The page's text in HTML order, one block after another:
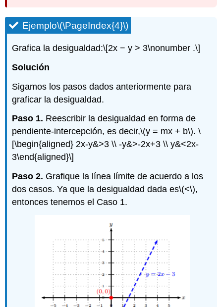
Ejemplo\(\PageIndex{4}\)
Grafica la desigualdad:\[2x − y > 3\nonumber .\]
Solución
Sigamos los pasos dados anteriormente para
graficar la desigualdad.
Paso 1. Reescribir la desigualdad en forma de
pendiente-intercepción, es decir,\(y = mx + b\).\
[\begin{aligned} 2x-y&>3 \\ -y&>-2x+3 \\ y&<2x-
3\end{aligned}\]
Paso 2. Grafique la línea límite de acuerdo a los
dos casos. Ya que la desigualdad dada es\(<\),
entonces tenemos el Caso 1.